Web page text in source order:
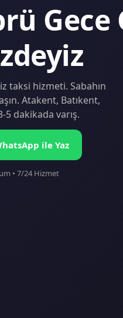
Gece
taksi hizmeti. Sabahın
Atakent, Batıkent,
dakikada varış.
ile Yaz
• 7/24 Hizmet